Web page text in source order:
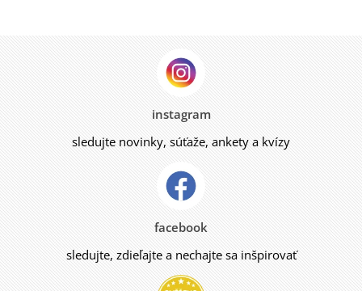
instagram
sledujte novinky, súťaže, ankety a kvízy
facebook
sledujte, zdieľajte a nechajte sa inšpirovať